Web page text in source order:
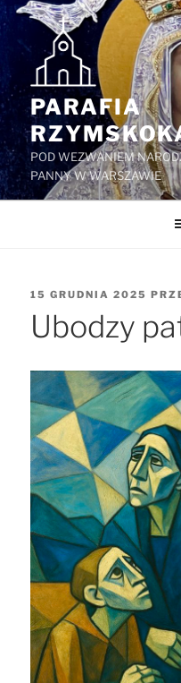
Przejdź
treści
PARAFIA
POD WEZWANIEM
PANNY W WARSZAWIE
OPUBLIKOWANE
15 GRUDNIA 2025
Ubodzy